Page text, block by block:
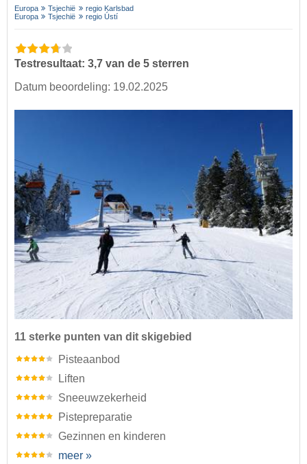
Europa Tsjechië
regio Karlsbad
Europa
Tsjechië regio Ústí
Testresultaat: 3,7 van de 5 sterren
Datum beoordeling: 19.02.2025
11 sterke punten van dit skigebied
Pisteaanbod
Liften
Sneeuwzekerheid
Pistepreparatie
Gezinnen en kinderen
meer »